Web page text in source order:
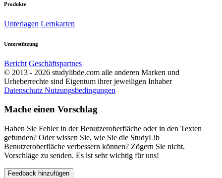
Produkte
Unterlagen Lernkarten
Unterstützung
Bericht Geschäftspartnes
© 2013 - 2026 studylibde.com alle anderen Marken und
Urheberrechte sind Eigentum ihrer jeweiligen Inhaber
Datenschutz Nutzungsbedingungen
Mache einen Vorschlag
Haben Sie Fehler in der Benutzeroberfläche oder in den Texten
gefunden? Oder wissen Sie, wie Sie die StudyLib
Benutzeroberfläche verbessern können? Zögern Sie nicht,
Vorschläge zu senden. Es ist sehr wichtig für uns!
Feedback hinzufügen